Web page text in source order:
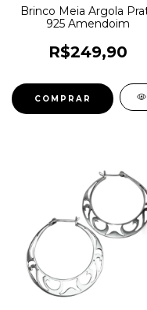
Brinco Meia Argola
925 Amendoim
R$249,90